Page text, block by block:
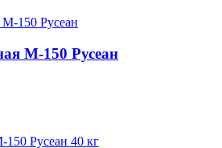
М-150 Русеан